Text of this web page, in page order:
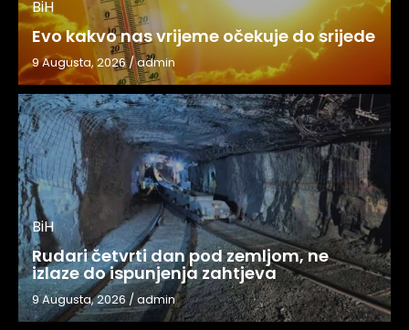
BiH
Evo kakvo nas vrijeme očekuje do srijede
9 Augusta, 2026/admin
BiH
Rudari četvrti dan pod zemljom, ne
izlaze do ispunjenja zahtjeva
9 Augusta, 2026 /admin